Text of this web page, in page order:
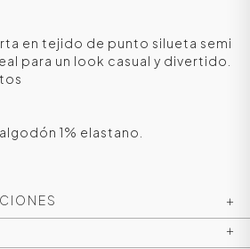
en tejido de punto silueta semi
para un look casual y divertido.
1% elastano.
+
+